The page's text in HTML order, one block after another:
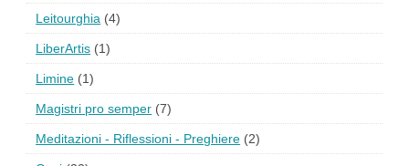
Leitourghia (4)
LiberArtis (1)
Limine (1)
Magistri pro semper (7)
Meditazioni - Riflessioni - Preghiere (2)